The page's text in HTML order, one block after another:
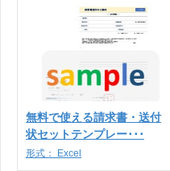
無料で使える請求書・送付
状セットテンプレー･･･
形式： Excel